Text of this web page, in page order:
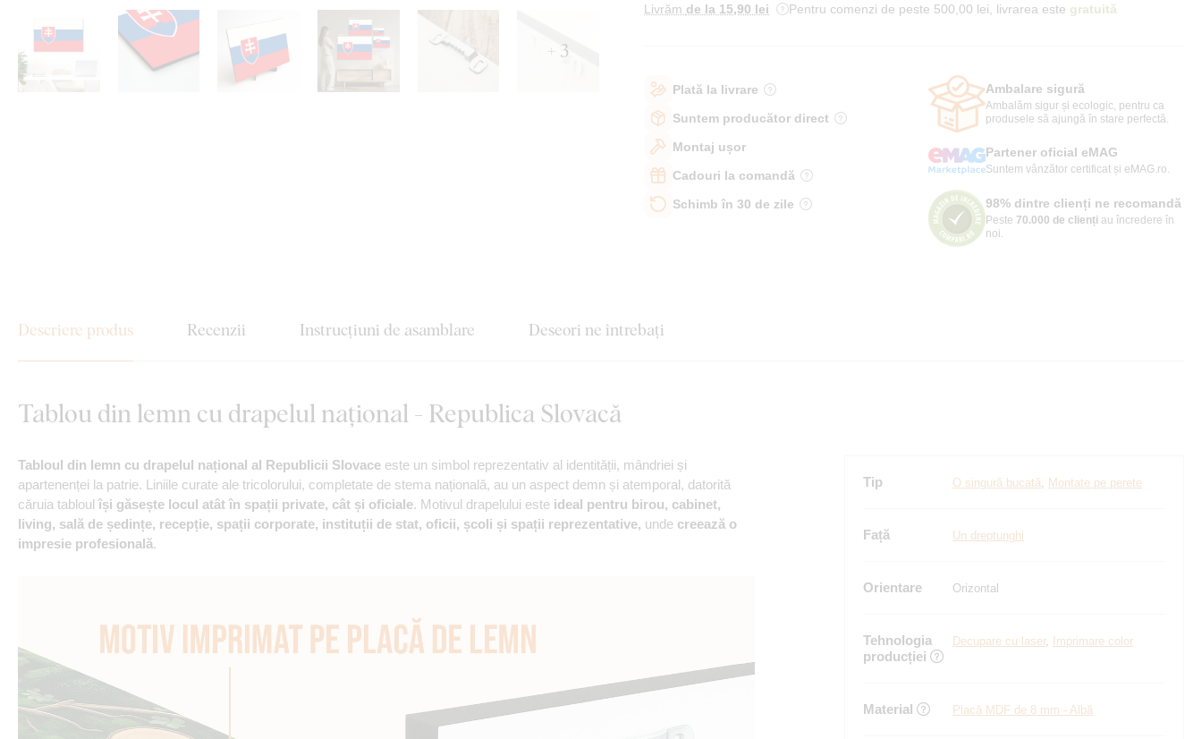
+ 3
Livrăm de la 15,90 lei Pentru comenzi de peste 500,00 lei, livrarea este gratuită
Plată la livrare
Suntem producător direct
Montaj ușor
Cadouri la comandă
Schimb în 30 de zile
Ambalare sigură
Ambalăm sigur și ecologic, pentru ca
produsele să ajungă în stare perfectă.
Partener oficial eMAG
Suntem vânzător certificat și eMAG.ro.
98% dintre clienți ne recomandă
Peste 70.000 de clienți au încredere în
noi.
Descriere produs Recenzii Instrucțiuni de asamblare Deseori ne întrebați
Tablou din lemn cu drapelul național - Republica Slovacă
Tabloul din lemn cu drapelul național al Republicii Slovace este un simbol reprezentativ al identității, mândriei și
apartenenței la patrie. Liniile curate ale tricolorului, completate de stema națională, au un aspect demn și atemporal, datorită
căruia tabloul își găsește locul atât în spații private, cât și oficiale. Motivul drapelului este ideal pentru birou, cabinet,
living, sală de ședințe, recepție, spații corporate, instituții de stat, oficii, școli și spații reprezentative, unde creează o
impresie profesională.
Tip O singură bucată, Montate pe perete
Față Un dreptunghi
Orientare Orizontal
Tehnologia
producției
Decupare cu laser, Imprimare color
Material Placă MDF de 8 mm - Albă